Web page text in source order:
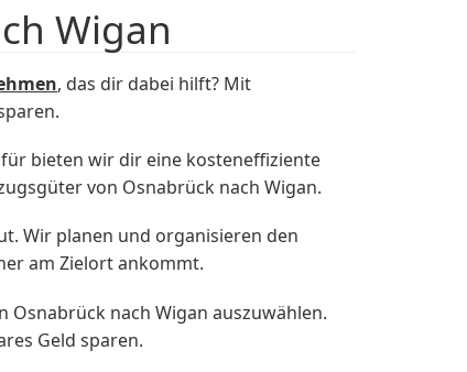
Wigan
, das dir dabei hilft? Mit
bieten wir dir eine kosteneffiziente
von Osnabrück nach Wigan.
Wir planen und organisieren den
am Zielort ankommt.
nach Wigan auszuwählen.
Geld sparen.